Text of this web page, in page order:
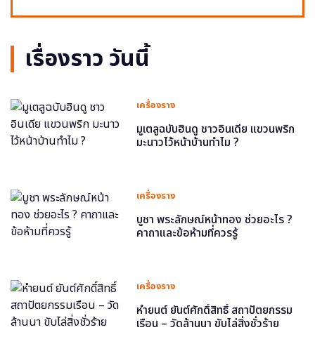
เรื่องราว วันนี้
เครื่องราง
มูเตลูฉบับฮินดู ชาวอินเดีย แขวนพริก
มะนาวไว้หน้าบ้านทำไม ?
เครื่องราง
บูชา พระลักษณ์หน้าทอง ช่วยอะไร ?
คาถาและข้อห้ามที่ควรรู้
เครื่องราง
หำยนต์ ยันต์ศักดิ์สิทธิ์ สถาปัตยกรรม
เรือน – วัดล้านนา ขับไล่สิ่งชั่วร้าย